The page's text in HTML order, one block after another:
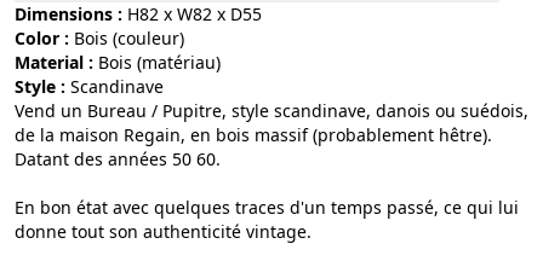
Dimensions : H82 x W82 x D55
Color :
bois (couleur)
Material :
bois (matériau)
Style :
scandinave
Vend un Bureau / Pupitre, style scandinave, danois ou suédois,
de la maison Regain, en bois massif (probablement hêtre).
Datant des années 50 60.
En bon état avec quelques traces d'un temps passé, ce qui lui
donne tout son authenticité vintage.